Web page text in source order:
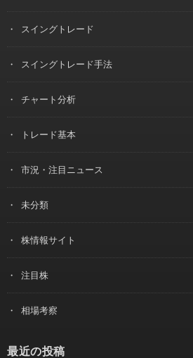
スイングトレード
スイングトレード手法
チャート分析
トレード基本
市況・注目ニュース
未分類
株情報サイト
注目株
相場考察
最近の投稿